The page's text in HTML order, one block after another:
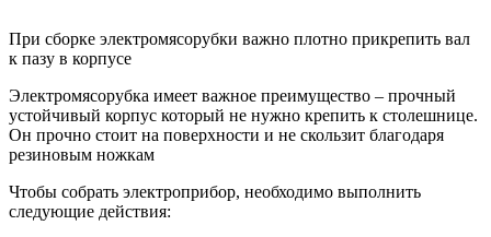
При сборке электромясорубки важно плотно прикрепить вал
к пазу в корпусе
Электромясорубка имеет важное преимущество – прочный
устойчивый корпус который не нужно крепить к столешнице.
Он прочно стоит на поверхности и не скользит благодаря
резиновым ножкам
Чтобы собрать электроприбор, необходимо выполнить
следующие действия: